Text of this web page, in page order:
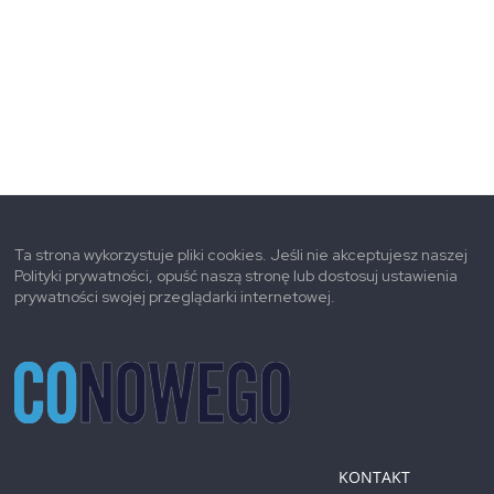
Ta strona wykorzystuje pliki cookies. Jeśli nie akceptujesz naszej
Polityki prywatności, opuść naszą stronę lub dostosuj ustawienia
prywatności swojej przeglądarki internetowej.
KONTAKT